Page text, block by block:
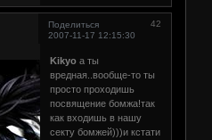
Поделиться
42
2007-11-17 12:15:30
Kikyoа ты
вредная..вообще-то ты
просто проходишь
посвящение бомжа!так
как входишь в нашу
секту бомжей)))и кстати